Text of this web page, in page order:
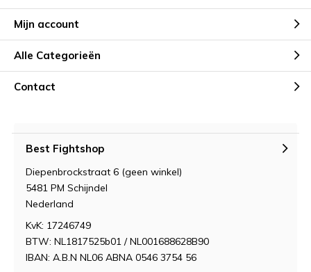
Mijn account
Alle Categorieën
Contact
Best Fightshop
Diepenbrockstraat 6 (geen winkel)
5481 PM Schijndel
Nederland
KvK: 17246749
BTW: NL1817525b01 / NL001688628B90
IBAN: A.B.N NL06 ABNA 0546 3754 56